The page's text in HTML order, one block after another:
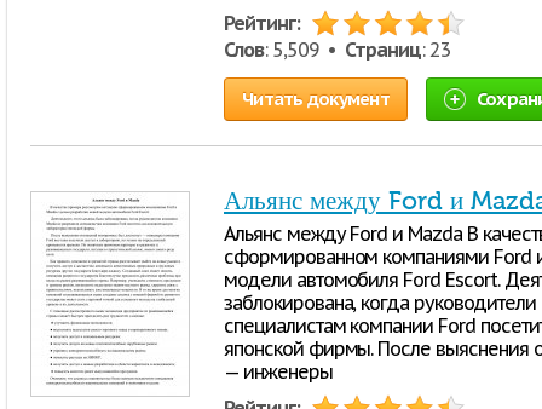
Рейтинг:
Слов: 5,509 • Страниц: 23
Читать документ
Альянс между Ford и
Альянс между Ford и Mazda В
сформированном компаниями Ford
модели автомобиля Ford Escort.
заблокирована, когда
специалистам компании Ford
японской фирмы. После выяснения
— инженеры